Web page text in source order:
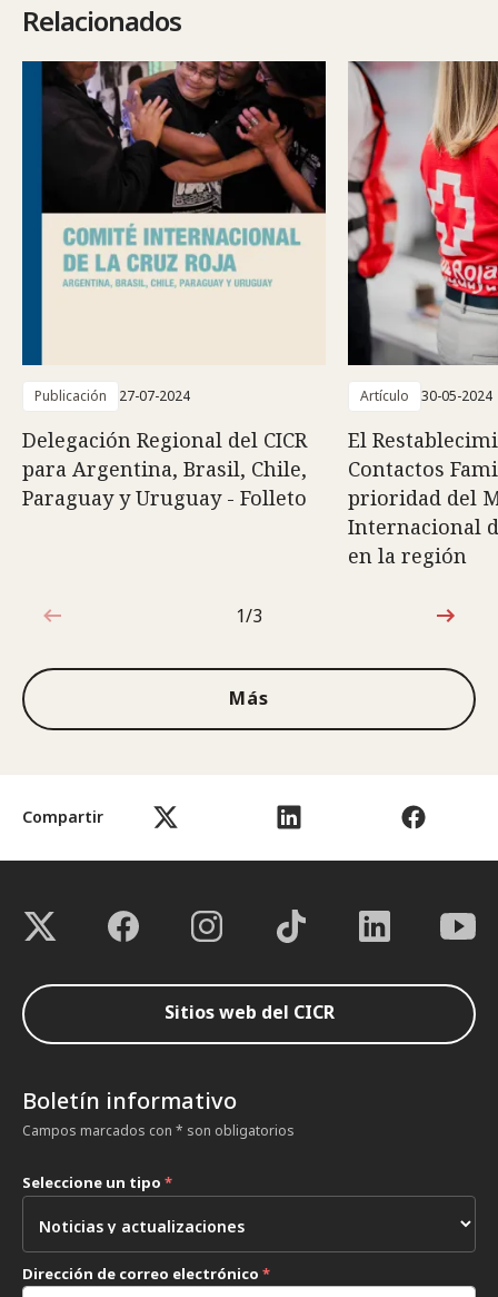
Compartir
Relacionados
Publicación 27-07-2024
Delegación Regional del CICR
para Argentina, Brasil, Chile,
Paraguay y Uruguay - Folleto
Artículo 30-05-2024
El
Contactos
prioridad del
Internacional
en la región
1de3
1/3
Más
Sitios web del CICR
Boletín informativo
Campos marcados con * son obligatorios
Seleccione un tipo *
Dirección de correo electrónico *